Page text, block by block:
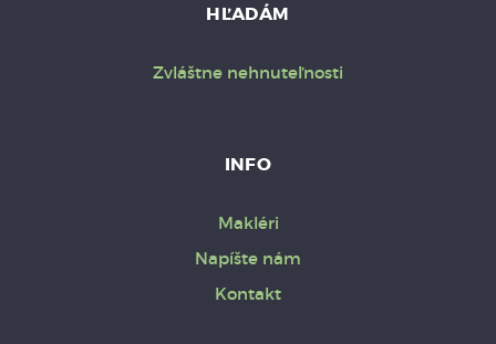
HĽADÁM
Zvláštne nehnuteľnosti
INFO
Makléri
Napíšte nám
Kontakt